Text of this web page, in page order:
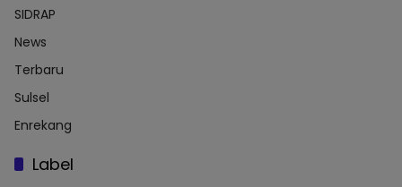
SIDRAP
News
Terbaru
Sulsel
Enrekang
Label